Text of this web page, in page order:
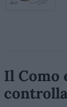
Il Como